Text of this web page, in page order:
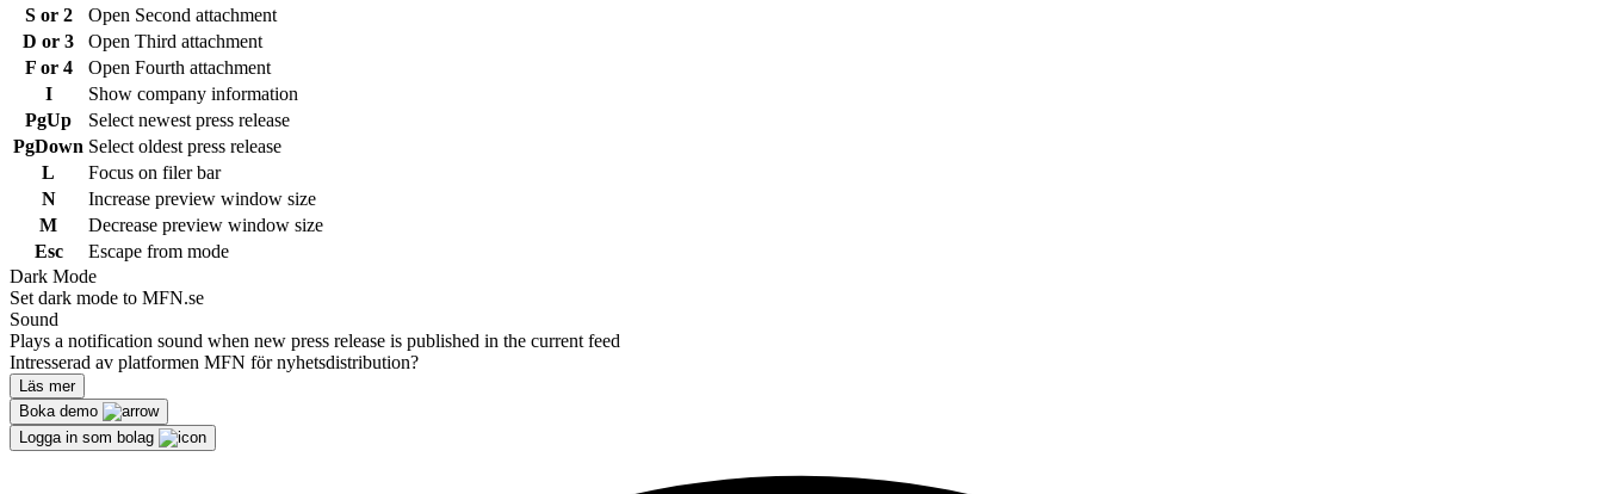
S or 2
Open Second attachment
D or 3
Open Third attachment
F or 4
Open Fourth attachment
I
Show company information
PgUp
Select newest press release
PgDown Select oldest press release
L
Focus on filer bar
N
Increase preview window size
M
Decrease preview window size
Esc
Escape from mode
Dark Mode
Set dark mode to MFN.se
Sound
Plays a notification sound when new press release is published in the current feed
Intresserad av platformen MFN för nyhetsdistribution?
Läs mer
Boka demo
Logga in som bolag